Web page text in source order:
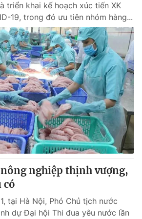
triển khai kế hoạch xúc tiến XK
19, trong đó ưu tiên nhóm hàng...
nghiệp thịnh vượng,
có
tại Hà Nội, Phó Chủ tịch nước
dự Đại hội Thi đua yêu nước lần